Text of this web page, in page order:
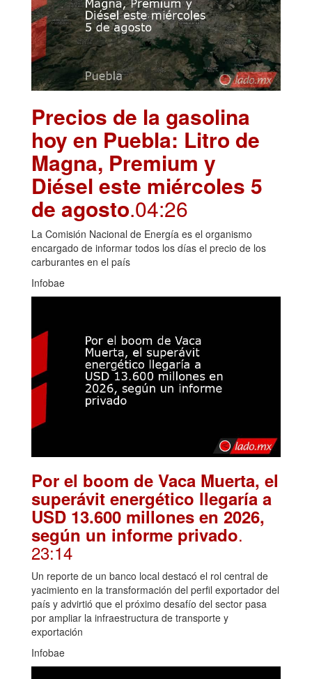
Precios de la gasolina
hoy en Puebla: Litro de
Magna, Premium y
Diésel este miércoles 5
de agosto.04:26
La Comisión Nacional de Energía es el organismo
encargado de informar todos los días el precio de los
carburantes en el país
Infobae
Por el boom de Vaca Muerta, el
superávit energético llegaría a
USD 13.600 millones en 2026,
según un informe privado.
23:14
Un reporte de un banco local destacó el rol central de
yacimiento en la transformación del perfil exportador del
país y advirtió que el próximo desafío del sector pasa
por ampliar la infraestructura de transporte y
exportación
Infobae